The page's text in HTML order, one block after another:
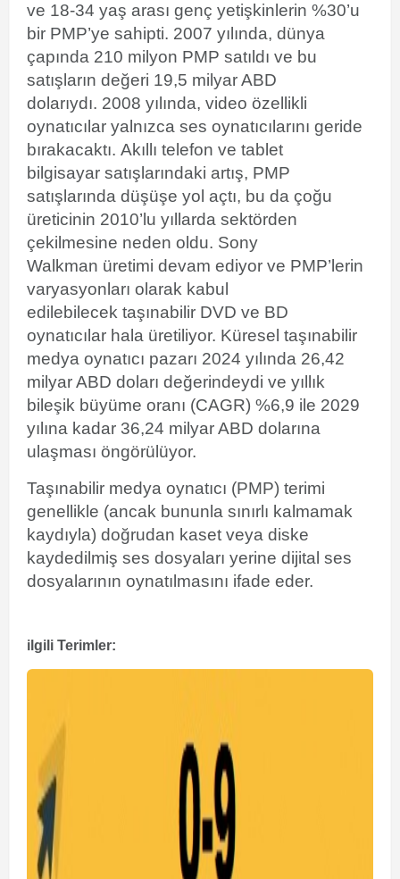
ve 18-34 yaş arası genç yetişkinlerin %30’u
bir PMP’ye sahipti. 2007 yılında, dünya
çapında 210 milyon PMP satıldı ve bu
satışların değeri 19,5 milyar ABD
dolarıydı. 2008 yılında, video özellikli
oynatıcılar yalnızca ses oynatıcılarını geride
bırakacaktı. Akıllı telefon ve tablet
bilgisayar satışlarındaki artış, PMP
satışlarında düşüşe yol açtı, bu da çoğu
üreticinin 2010’lu yıllarda sektörden
çekilmesine neden oldu. Sony
Walkman üretimi devam ediyor ve PMP’lerin
varyasyonları olarak kabul
edilebilecek taşınabilir DVD ve BD
oynatıcılar hala üretiliyor. Küresel taşınabilir
medya oynatıcı pazarı 2024 yılında 26,42
milyar ABD doları değerindeydi ve yıllık
bileşik büyüme oranı (CAGR) %6,9 ile 2029
yılına kadar 36,24 milyar ABD dolarına
ulaşması öngörülüyor.
Taşınabilir medya oynatıcı (PMP) terimi
genellikle (ancak bununla sınırlı kalmamak
kaydıyla) doğrudan kaset veya diske
kaydedilmiş ses dosyaları yerine dijital ses
dosyalarının oynatılmasını ifade eder.
ilgili Terimler: